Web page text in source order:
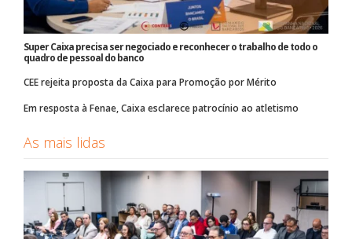
Super Caixa precisa ser negociado e reconhecer o trabalho de todo o
quadro de pessoal do banco
CEE rejeita proposta da Caixa para Promoção por Mérito
Em resposta à Fenae, Caixa esclarece patrocínio ao atletismo
As mais lidas